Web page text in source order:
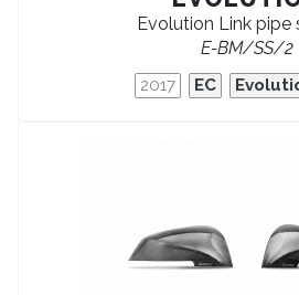
Evolution Link pipe
E-BM/SS/2
2017 EC